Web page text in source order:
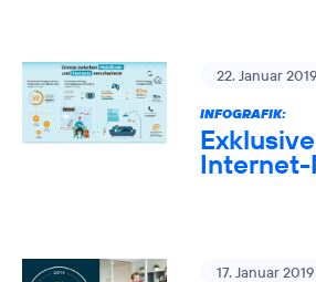
22. Januar 2019
INFOGRAFIK:
Internet-
17. Januar 2019